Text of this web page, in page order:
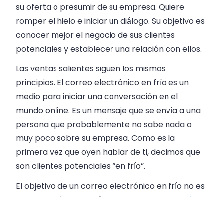
su oferta o presumir de su empresa. Quiere
romper el hielo e iniciar un diálogo. Su objetivo es
conocer mejor el negocio de sus clientes
potenciales y establecer una relación con ellos.
Las ventas salientes siguen los mismos
principios. El correo electrónico en frío es un
medio para iniciar una conversación en el
mundo online. Es un mensaje que se envía a una
persona que probablemente no sabe nada o
muy poco sobre su empresa. Como es la
primera vez que oyen hablar de ti, decimos que
son clientes potenciales “en frío”.
El objetivo de un correo electrónico en frío no es